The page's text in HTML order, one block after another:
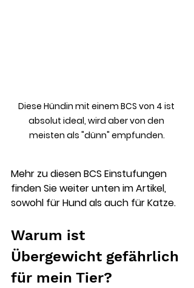
Diese Hündin mit einem BCS von 4 ist
absolut ideal, wird aber von den
meisten als "dünn" empfunden.
Mehr zu diesen BCS Einstufungen
finden Sie weiter unten im Artikel,
sowohl für Hund als auch für Katze.
Warum ist
Übergewicht gefährlich
für mein Tier?